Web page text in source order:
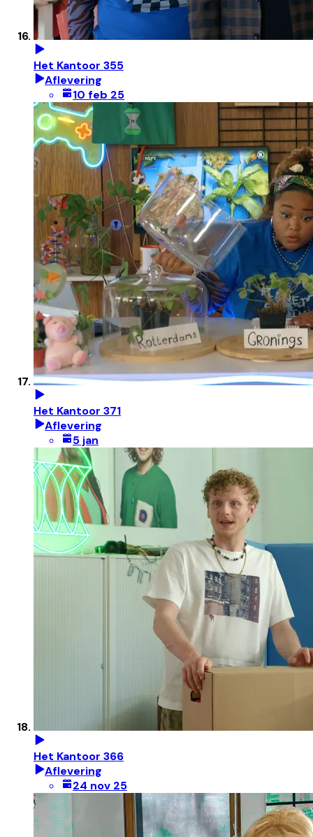
Het Kantoor 355
Aflevering
10 feb 25
Het Kantoor 371
Aflevering
5 jan
Het Kantoor 366
Aflevering
24 nov 25